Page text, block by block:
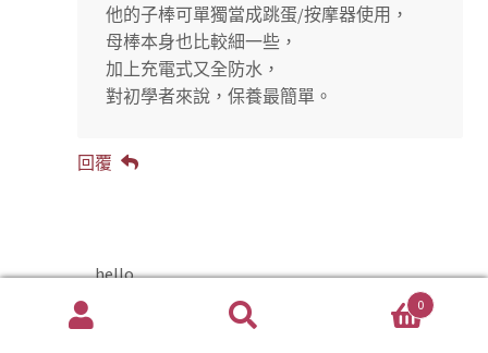
他的子棒可單獨當成跳蛋/按摩器使用，
母棒本身也比較細一些，
加上充電式又全防水，
對初學者來說，保養最簡單。
回覆
hello
0